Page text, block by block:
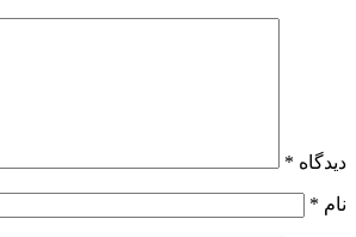
دیدگاه *
نام *